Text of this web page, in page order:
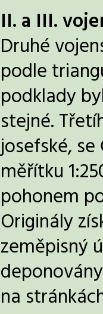
II. a III.
Druhé
podle
podklady
stejné.
josefské, se
měřítku
pohonem
Originály
zeměpisný
na